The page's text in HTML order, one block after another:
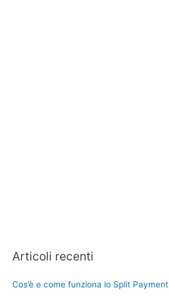
Articoli recenti
Cos’è e come funziona lo Split Payment